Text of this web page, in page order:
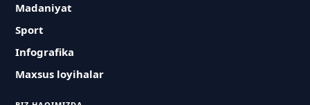
Madaniyat
Sport
Infografika
Maxsus loyihalar